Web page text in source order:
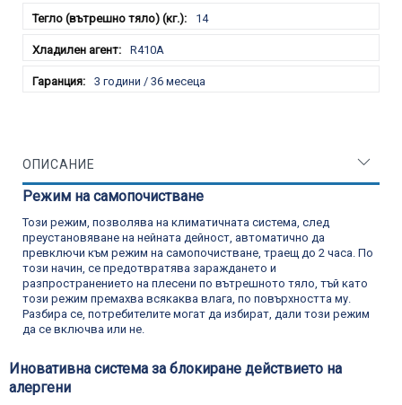
14
R410A
3 години / 36 месеца
ОПИСАНИЕ
Режим на самопочистване
Този режим, позволява на климатичната система, след
преустановяване на нейната дейност, автоматично да
превключи към режим на самопочистване, траещ до 2 часа. По
този начин, се предотвратява зараждането и
разпространението на плесени по вътрешното тяло, тъй като
този режим премахва всякаква влага, по повърхността му.
Разбира се, потребителите могат да избират, дали този режим
да се включва или не.
Иновативна система за блокиране действието на
алергени